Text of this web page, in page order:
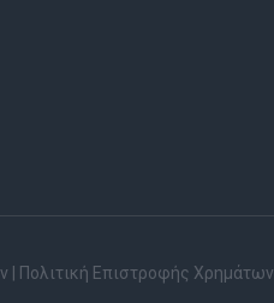
Πολιτική Επιστροφής Χρημάτων